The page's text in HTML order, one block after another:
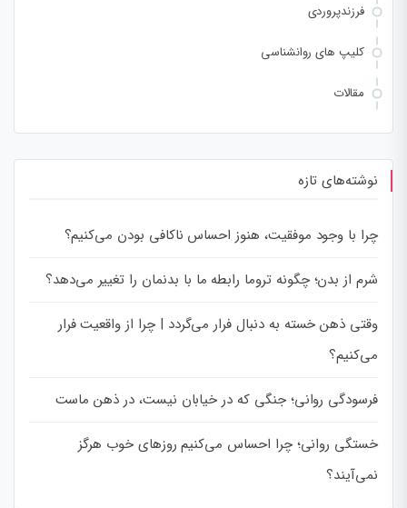
فرزندپروردی
کلیپ های روانشناسی
مقالات
نوشته‌های تازه
چرا با وجود موفقیت، هنوز احساس ناکافی بودن می‌کنیم؟
شرم از بدن؛ چگونه تروما رابطه ما با بدنمان را تغییر می‌دهد؟
وقتی ذهن خسته به دنبال فرار می‌گردد | چرا از واقعیت فرار
می‌کنیم؟
فرسودگی روانی؛ جنگی که در خیابان نیست، در ذهن ماست
خستگی روانی؛ چرا احساس می‌کنیم روزهای خوب هرگز
نمی‌آیند؟